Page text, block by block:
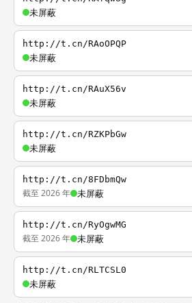
未屏蔽
http://t.cn/RAoOPQP
未屏蔽
http://t.cn/RAuX56v
未屏蔽
http://t.cn/RZKPbGw
未屏蔽
http://t.cn/8FDbmQw
截至 2026 年 未屏蔽
http://t.cn/RyOgwMG
截至 2026 年 未屏蔽
http://t.cn/RLTCSL0
未屏蔽